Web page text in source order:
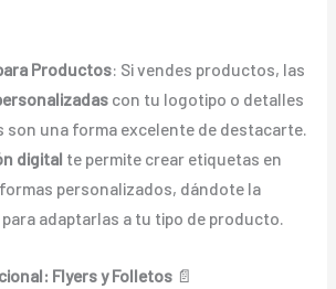
Productos: Si vendes productos, las
con tu logotipo o detalles
son una forma excelente de destacarte.
digital te permite crear etiquetas en
personalizados, dándote la
adaptarlas a tu tipo de producto.
Flyers y Folletos📄